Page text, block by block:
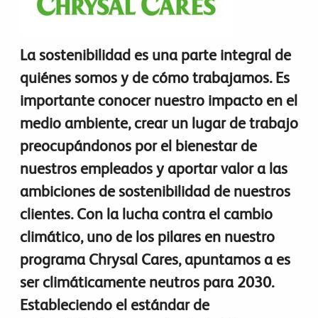
La sostenibilidad es una parte integral de
quiénes somos y de cómo trabajamos. Es
importante conocer nuestro impacto en el
medio ambiente, crear un lugar de trabajo
preocupándonos por el bienestar de
nuestros empleados y aportar valor a las
ambiciones de sostenibilidad de nuestros
clientes. Con la lucha contra el cambio
climático, uno de los pilares en nuestro
programa Chrysal Cares, apuntamos a es
ser climáticamente neutros para 2030.
Estableciendo el estándar de